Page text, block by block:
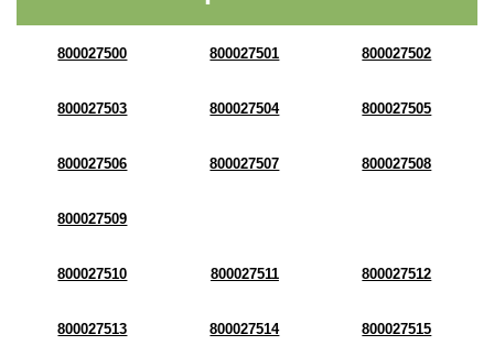
800027500 800027501 800027502
800027503 800027504 800027505
800027506 800027507 800027508
800027509
800027510 800027511 800027512
800027513 800027514 800027515